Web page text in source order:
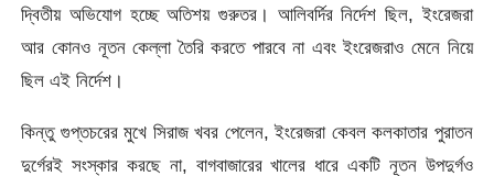
দ্বিতীয় অভিযোগ হচ্ছে অতিশয় গুরুতর। আলিবর্দির নির্দেশ ছিল, ইংরেজরা
আর কোনও নূতন কেল্লা তৈরি করতে পারবে না এবং ইংরেজরাও মেনে নিয়ে
ছিল এই নির্দেশ।
কিন্তু গুপ্তচরের মুখে সিরাজ খবর পেলেন, ইংরেজরা কেবল কলকাতার পুরাতন
দুর্গেরই সংস্কার করছে না, বাগবাজারের খালের ধারে একটি নূতন উপদুর্গও